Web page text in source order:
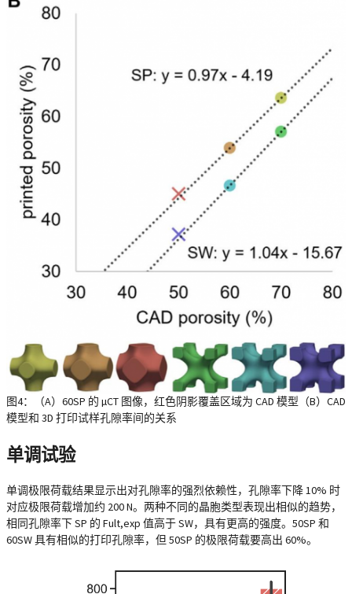
图4：（A）60SP 的 µCT 图像，红色阴影覆盖区域为 CAD 模型（B）CAD
模型和 3D 打印试样孔隙率间的关系
单调试验
单调极限荷载结果显示出对孔隙率的强烈依赖性，孔隙率下降 10% 时
对应极限荷载增加约 200 N。两种不同的晶胞类型表现出相似的趋势，
相同孔隙率下 SP 的 Fult,exp 值高于 SW，具有更高的强度。50SP 和
60SW 具有相似的打印孔隙率，但 50SP 的极限荷载要高出 60%。